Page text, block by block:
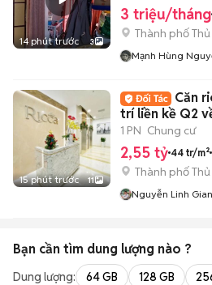
14 phút trước 3
3 triệu/tháng
Thành phố
Mạnh Hùng
15 phút trước 11
Căn
trí liền kề Q2
phút
1 PN Chung cư
2,55 tỷ 44 tr/m²
Thành phố
Nguyễn Linh
Bạn cần tìm dung lượng nào ?
Dung lượng: 64 GB 128 GB